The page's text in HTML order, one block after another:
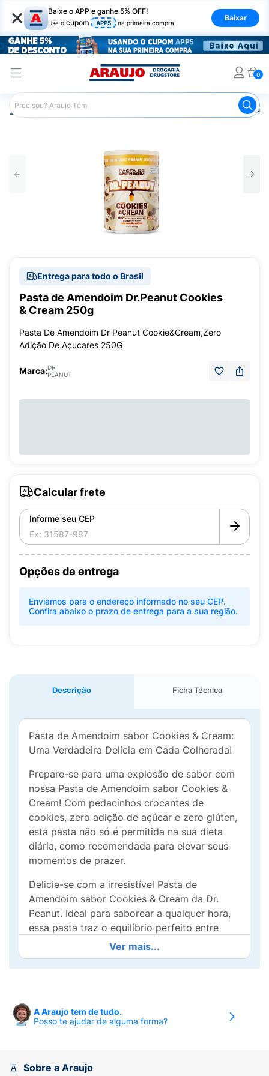
× Baixe o APP e ganhe 5% OFF!
Use o cupom APP5 na primeira compra
Baixar
0
Araujo Nutrição Saudável Pasta
Entrega para todo o Brasil
Pasta de Amendoim Dr.Peanut Cookies
& Cream 250g
Pasta De Amendoim Dr Peanut Cookie&Cream,Zero
Adição De Açucares 250G
Marca:DR
PEANUT
Calcular frete
Informe seu CEP
Opções de entrega
Enviamos para o endereço informado no seu CEP.
Confira abaixo o prazo de entrega para a sua região.
Descrição Ficha Técnica
Pasta de Amendoim sabor Cookies & Cream:
Uma Verdadeira Delícia em Cada Colherada!
Prepare-se para uma explosão de sabor com
nossa Pasta de Amendoim sabor Cookies &
Cream! Com pedacinhos crocantes de
cookies, zero adição de açúcar e zero glúten,
esta pasta não só é permitida na sua dieta
diária, como recomendada para elevar seus
momentos de prazer.
Delicie-se com a irresistível Pasta de
Amendoim sabor Cookies & Cream da Dr.
Peanut. Ideal para saborear a qualquer hora,
essa pasta traz o equilíbrio perfeito entre
nutrição e sabor. Experimente e deixe-se
conquistar por cada colherada.
desnatado,
mono e
Ver mais...
A Araujo tem de tudo.
Posso te ajudar de alguma forma?
Sobre a Araujo